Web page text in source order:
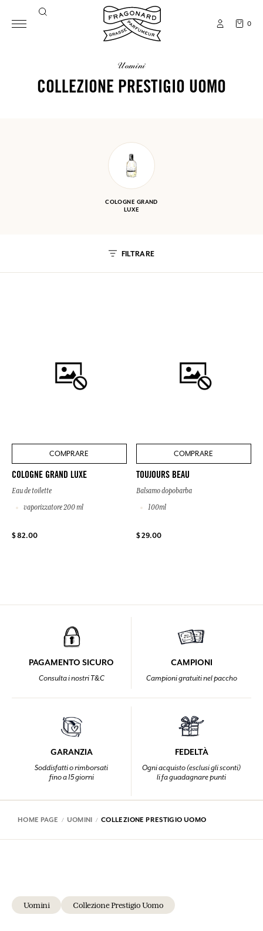
0
uomini
COLLEZIONE PRESTIGIO UOMO
COLOGNE GRAND
LUXE
FILTRARE
COMPRARE
COLOGNE GRAND LUXE
Eau de toilette
vaporizzatore 200 ml
$ 82.00
COMPRARE
TOUJOURS BEAU
Balsamo dopobarba
100ml
$ 29.00
PAGAMENTO SICURO
Consulta i nostri T&C
CAMPIONI
Campioni gratuiti nel paccho
GARANZIA
Soddisfatti o rimborsati
fino a 15 giorni
FEDELTÀ
Ogni acquisto (esclusi gli sconti)
li fa guadagnare punti
HOME PAGE UOMINI COLLEZIONE PRESTIGIO UOMO
Uomini Collezione Prestigio Uomo